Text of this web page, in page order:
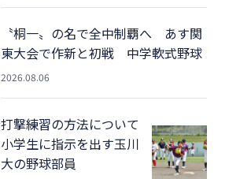
〝桐一〟の名で全中制覇へ あす関
東大会で作新と初戦 中学軟式野球
2026.08.06
打撃練習の方法について
小学生に指示を出す玉川
大の野球部員